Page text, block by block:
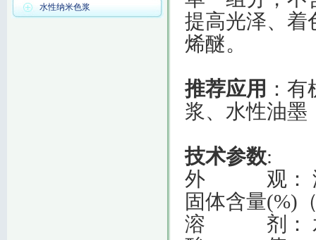
水性纳米色浆
提高光泽、着
烯醚。
推荐应用 ：
浆、水性油
技术参数:
外 观：
固体含量(%)
溶 剂：